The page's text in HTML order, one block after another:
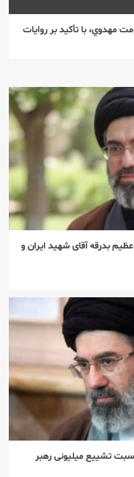
با تأكيد بر روايات
بدرقه آقای شهید ایران و
تشییع میلیونی رهبر